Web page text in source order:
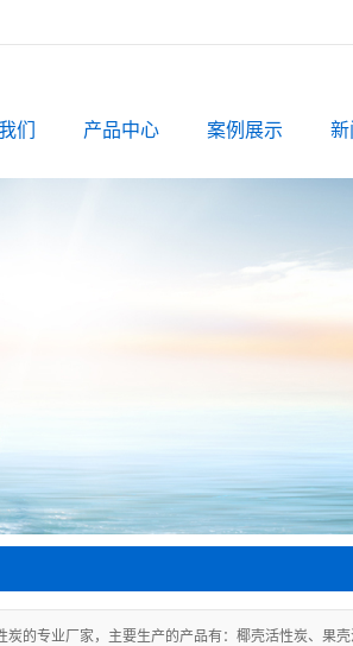
们
介
产品中心
椰壳活性炭
煤质粉状活性炭
案例展示
案例展示
新
相
炭的专业厂家，主要生产的产品有：椰壳活性炭、果